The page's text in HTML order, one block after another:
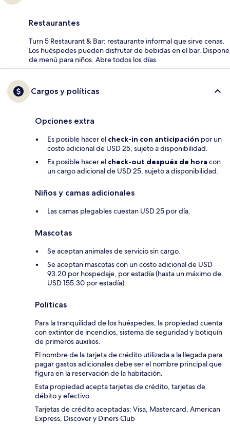
Restaurantes
Turn 5 Restaurant & Bar: restaurante informal que sirve cenas.
Los huéspedes pueden disfrutar de bebidas en el bar. Dispone
de menú para niños. Abre todos los días.
Cargos y políticas
Opciones extra
Es posible hacer el check-in con anticipación por un
costo adicional de USD 25, sujeto a disponibilidad.
Es posible hacer el check-out después de hora con
un cargo adicional de USD 25, sujeto a disponibilidad.
Niños y camas adicionales
Las camas plegables cuestan USD 25 por día.
Mascotas
Se aceptan animales de servicio sin cargo.
Se aceptan mascotas con un costo adicional de USD
93.20 por hospedaje, por estadía (hasta un máximo de
USD 155.30 por estadía).
Políticas
Para la tranquilidad de los huéspedes, la propiedad cuenta
con extintor de incendios, sistema de seguridad y botiquín
de primeros auxilios.
El nombre de la tarjeta de crédito utilizada a la llegada para
pagar gastos adicionales debe ser el nombre principal que
figura en la reservación de la habitación.
Esta propiedad acepta tarjetas de crédito, tarjetas de
débito y efectivo.
Tarjetas de crédito aceptadas: Visa, Mastercard, American
Express, Discover y Diners Club